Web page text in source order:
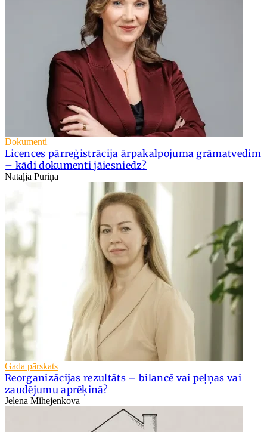
Dokumenti
Licences pārreģistrācija ārpakalpojuma grāmatvedim
– kādi dokumenti jāiesniedz?
Nataļja Puriņa
Gada pārskats
Reorganizācijas rezultāts – bilancē vai peļņas vai
zaudējumu aprēķinā?
Jeļena Mihejenkova